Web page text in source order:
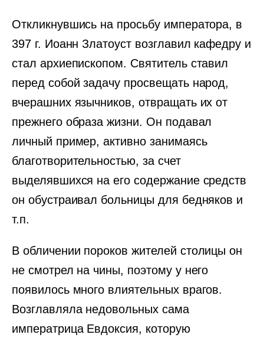
Откликнувшись на просьбу императора, в
397 г. Иоанн Златоуст возглавил кафедру и
стал архиепископом. Святитель ставил
перед собой задачу просвещать народ,
вчерашних язычников, отвращать их от
прежнего образа жизни. Он подавал
личный пример, активно занимаясь
благотворительностью, за счет
выделявшихся на его содержание средств
он обустраивал больницы для бедняков и
т.п.
В обличении пороков жителей столицы он
не смотрел на чины, поэтому у него
появилось много влиятельных врагов.
Возглавляла недовольных сама
императрица Евдоксия, которую